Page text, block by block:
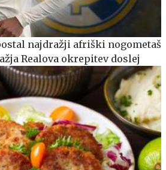
najdražji afriški nogometaš
Realova okrepitev doslej